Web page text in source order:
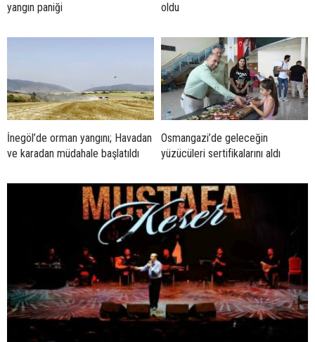
yangın paniği
oldu
İnegöl’de orman yangını; Havadan
ve karadan müdahale başlatıldı
Osmangazi’de geleceğin
yüzücüleri sertifikalarını aldı